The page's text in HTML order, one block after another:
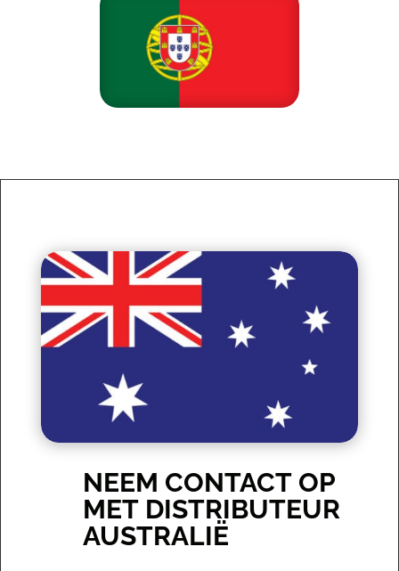
NEEM CONTACT OP
MET DISTRIBUTEUR
AUSTRALIË